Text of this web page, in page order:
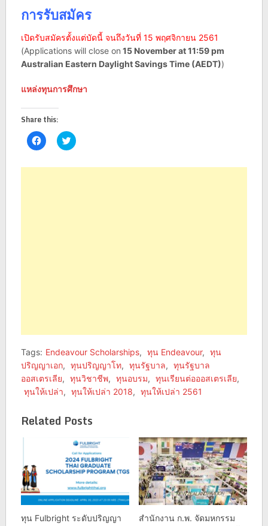
การรับสมัคร
เปิดรับสมัครตั้งแต่บัดนี้ จนถึงวันที่ 15 พฤศจิกายน 2561
(Applications will close on 15 November at 11:59 pm
Australian Eastern Daylight Savings Time (AEDT))
แหล่งทุนการศึกษา
Share this:
Click
to
Facebook
Click
to
Twitter
Tags: Endeavour Scholarships, ทุน Endeavour, ทุน
ปริญญาเอก, ทุนปริญญาโท, ทุนรัฐบาล, ทุนรัฐบาล
ออสเตรเลีย, ทุนวิชาชีพ, ทุนอบรม, ทุนเรียนต่อออสเตรเลีย,
ทุนให้เปล่า, ทุนให้เปล่า 2018, ทุนให้เปล่า 2561
Related Posts
ทุน Fulbright ระดับปริญญา
สำนักงาน ก.พ. จัดมหกรรม